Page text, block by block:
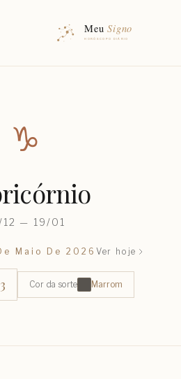
♑︎
12 — 19/01
Maio De 2026 Ver hoje
Cor da sorte Marrom